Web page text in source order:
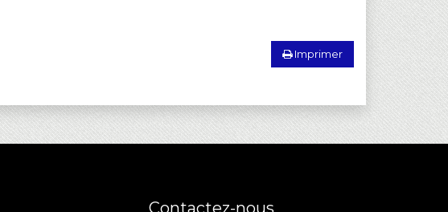
Imprimer
Contactez-nous